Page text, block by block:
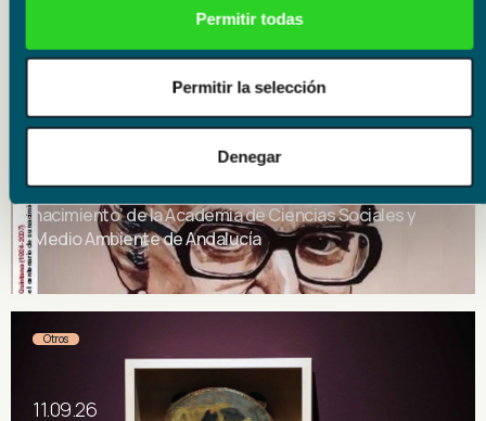
Permitir todas
Permitir la selección
Denegar
25.09.26
25.09.26
Presentación del libro ‘Enrique Fuentes Quintana
(1924-2007). In Memoriam, en el centenario de su
nacimiento’ de la Academia de Ciencias Sociales y
Medio Ambiente de Andalucía
Otros
11.09.26